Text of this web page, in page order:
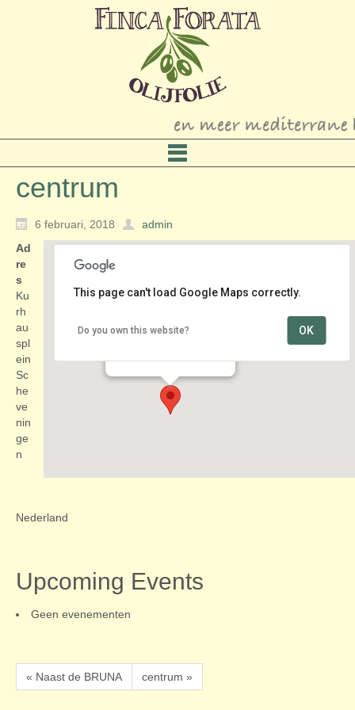
centrum
6 februari, 2018 admin
centrum
This page can't load Google Maps correctly.
Do you own this website? OK
Ad
re
s
Ku
rh
au
spl
ein
Sc
he
ve
nin
ge
n
Nederland
Upcoming Events
Geen evenementen
« Naast de BRUNA centrum »